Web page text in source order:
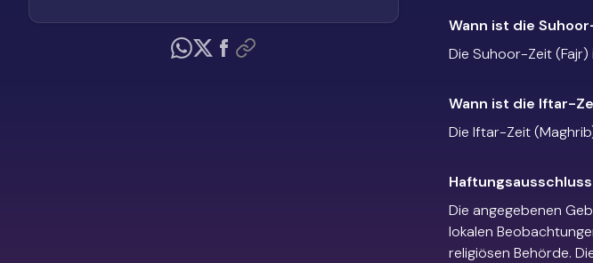
Wann ist die
Die Suhoor-Zeit
Wann ist die Iftar-
Die Iftar-Zeit
Haftungsausschluss
Die angegebenen
lokalen
religiösen Behörde.